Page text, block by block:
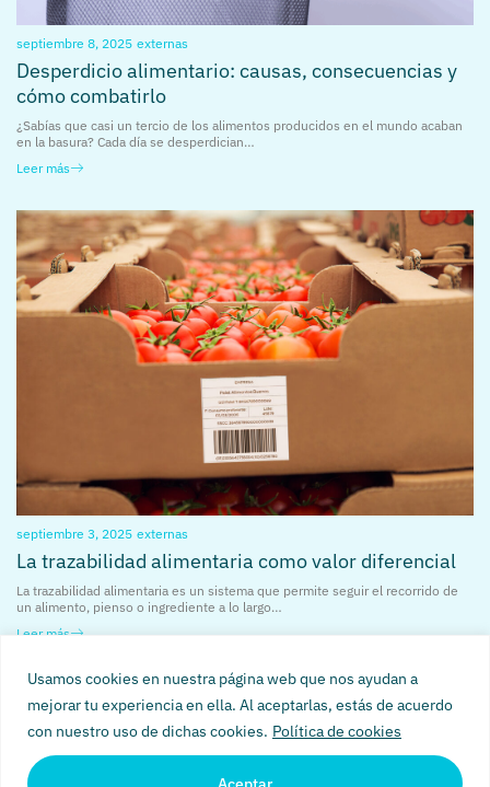
Usamos cookies en nuestra página web que nos ayudan a
mejorar tu experiencia en ella. Al aceptarlas, estás de acuerdo
con nuestro uso de dichas cookies. Política de cookies
septiembre 8, 2025 externas
Desperdicio alimentario: causas, consecuencias y
cómo combatirlo
¿Sabías que casi un tercio de los alimentos producidos en el mundo acaban
en la basura? Cada día se desperdician…
Leer más
septiembre 3, 2025 externas
La trazabilidad alimentaria como valor diferencial
La trazabilidad alimentaria es un sistema que permite seguir el recorrido de
un alimento, pienso o ingrediente a lo largo…
Leer más